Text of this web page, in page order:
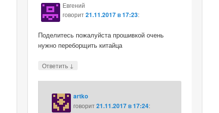
Евгений
говорит21.11.2017 в 17:23:
Поделитесь пожалуйста прошивкой очень
нужно переборщить китайца
Ответить ↓
artko
говорит 21.11.2017 в 17:24: